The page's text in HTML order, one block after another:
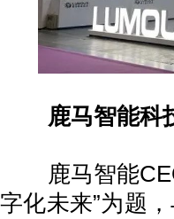
鹿马智能科
鹿马智能CEO
字化未来”为题